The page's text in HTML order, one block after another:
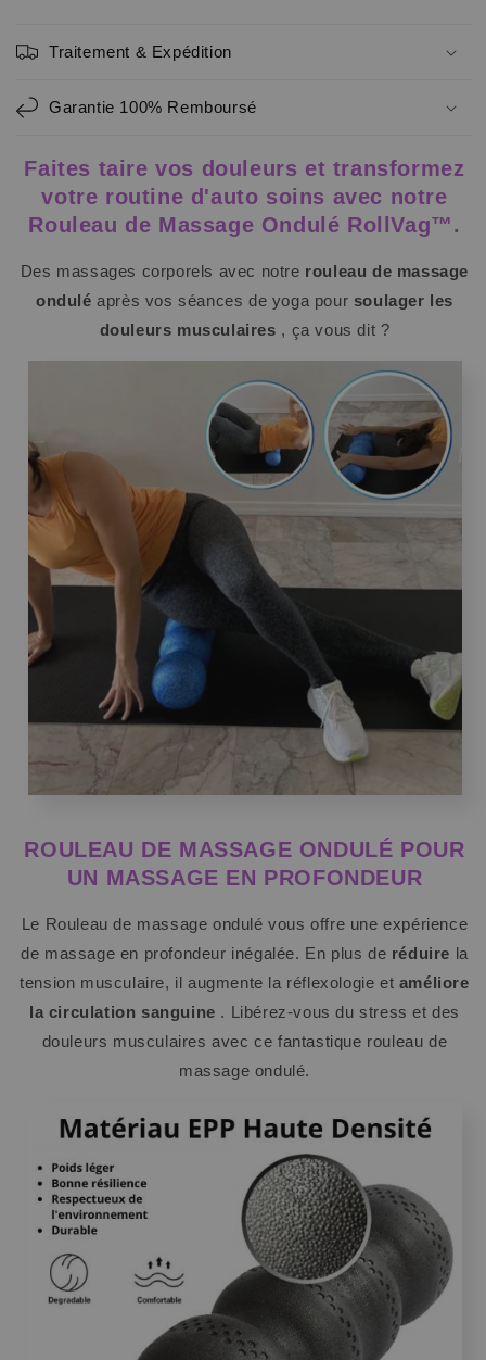
Traitement & Expédition
Garantie 100% Remboursé
Faites taire vos douleurs et transformez
votre routine d'auto soins avec notre
Rouleau de Massage Ondulé RollVag™.
Des massages corporels avec notre rouleau de massage
ondulé après vos séances de yoga pour soulager les
douleurs musculaires , ça vous dit ?
ROULEAU DE MASSAGE ONDULÉ POUR
UN MASSAGE EN PROFONDEUR
Le Rouleau de massage ondulé vous offre une expérience
de massage en profondeur inégalée. En plus de réduire la
tension musculaire, il augmente la réflexologie et améliore
la circulation sanguine . Libérez-vous du stress et des
douleurs musculaires avec ce fantastique rouleau de
massage ondulé.